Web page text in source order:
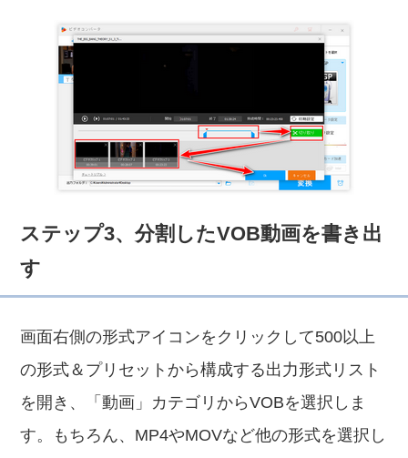
ステップ3、分割したVOB動画を書き出
す
画面右側の形式アイコンをクリックして500以上
の形式＆プリセットから構成する出力形式リスト
を開き、「動画」カテゴリからVOBを選択しま
す。もちろん、MP4やMOVなど他の形式を選択し